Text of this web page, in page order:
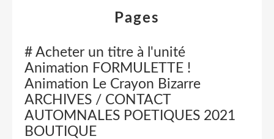
Pages
# Acheter un titre à l'unité
Animation FORMULETTE !
Animation Le Crayon Bizarre
ARCHIVES / CONTACT
AUTOMNALES POETIQUES 2021
BOUTIQUE